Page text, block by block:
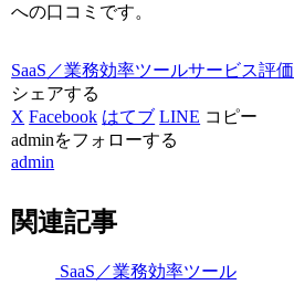
への口コミです。
SaaS／業務効率ツールサービス評価
シェアする
X Facebook はてブ LINE コピー
adminをフォローする
admin
関連記事
SaaS／業務効率ツール